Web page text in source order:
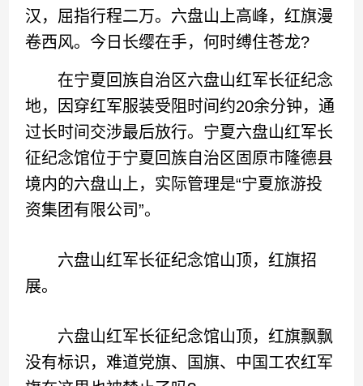
汉，屈指行程二万。六盘山上高峰，红旗漫
卷西风。今日长缨在手，何时缚住苍龙?
在宁夏回族自治区六盘山红军长征纪念
地，因穿红军服装受阻时间约20余分钟，通
过长时间交涉最后放行。宁夏六盘山红军长
征纪念馆位于宁夏回族自治区固原市隆德县
境内的六盘山上，实际管理是“宁夏旅游投
资集团有限公司”。
六盘山红军长征纪念馆山顶，红旗招
展。
六盘山红军长征纪念馆山顶，红旗飘飘
没有标识，难道党旗、国旗、中国工农红军